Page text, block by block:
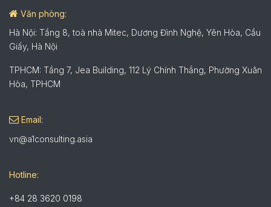
Văn phòng:
Hà Nội: Tầng 8, toà nhà Mitec, Dương Đình Nghệ, Yên Hòa, Cầu
Giấy, Hà Nội
TPHCM: Tầng 7, Jea Building, 112 Lý Chính Thắng, Phường Xuân
Hòa, TPHCM
Email:
vn@a1consulting.asia
Hotline:
+84 28 3620 0198